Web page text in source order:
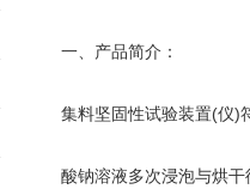
一、产品简介：
集料坚固性试验装置(仪)
酸钠溶液多次浸泡与烘